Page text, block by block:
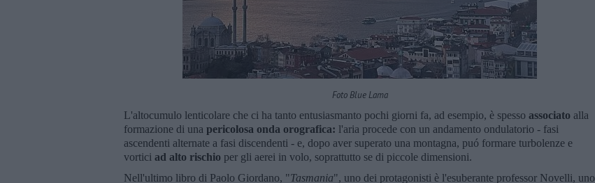
Foto Blue Lama
L'altocumulo lenticolare che ci ha tanto entusiasmanto pochi giorni fa, ad esempio, è spesso associato alla
formazione di una pericolosa onda orografica: l'aria procede con un andamento ondulatorio - fasi
ascendenti alternate a fasi discendenti - e, dopo aver superato una montagna, puó formare turbolenze e
vortici ad alto rischio per gli aerei in volo, soprattutto se di piccole dimensioni.
Nell'ultimo libro di Paolo Giordano, "Tasmania", uno dei protagonisti è l'esuberante professor Novelli, uno